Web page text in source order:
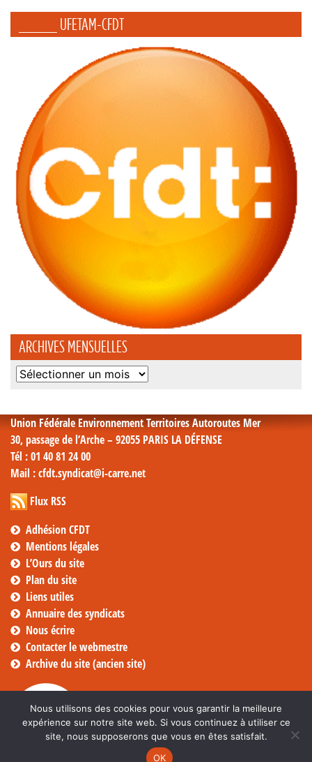
_____ UFETAM-CFDT
ARCHIVES MENSUELLES
Archives
Union Fédérale Environnement Territoires Autoroutes Mer
30, passage de l’Arche – 92055 PARIS LA DÉFENSE
Tél : 01 40 81 24 00
Mail : cfdt.syndicat@i-carre.net
Flux RSS
Adhésion CFDT
Mentions légales
L’Ours du site
Plan du site
Liens utiles
Annuaire des syndicats
Nous écrire
Contacter le webmestre
Archive du site (ancien site)
Nous utilisons des cookies pour vous garantir la meilleure
expérience sur notre site web. Si vous continuez à utiliser ce
site, nous supposerons que vous en êtes satisfait.
OK